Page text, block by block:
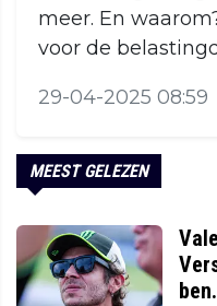
meer. En
voor de
29-04-2025 08:59
MEEST GELEZEN